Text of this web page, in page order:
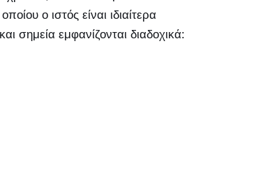
ο ιστός είναι ιδιαίτερα
σημεία εμφανίζονται διαδοχικά: